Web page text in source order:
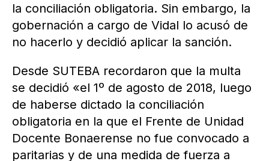
la conciliación obligatoria. Sin embargo, la
gobernación a cargo de Vidal lo acusó de
no hacerlo y decidió aplicar la sanción.
Desde SUTEBA recordaron que la multa
se decidió «el 1º de agosto de 2018, luego
de haberse dictado la conciliación
obligatoria en la que el Frente de Unidad
Docente Bonaerense no fue convocado a
paritarias y de una medida de fuerza a